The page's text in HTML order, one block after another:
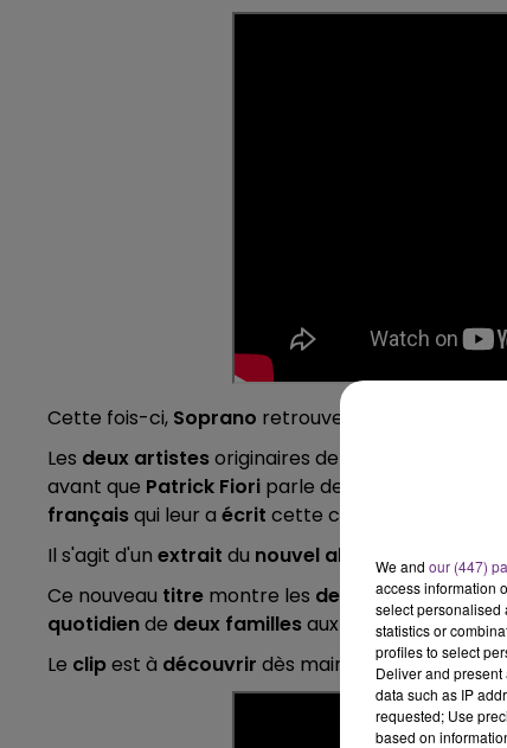
Cette fois-ci, Soprano retrouve
Les deux artistesoriginaires de la
avant que Patrick Fiori parle de cet échange à
françaisqui leur a écrit cette chanson nommée "
Il s'agit d'un extrait du nouvel album" Promesse
Ce nouveau titre montre les deux chanteurssur
quotidiende deux famillesaux cultures
Le clipest à découvrir dès maintenant ici :
We and our (447)
access information
select personalised
statistics or
profiles to select
Deliver and
data such as IP
requested; Use
based on